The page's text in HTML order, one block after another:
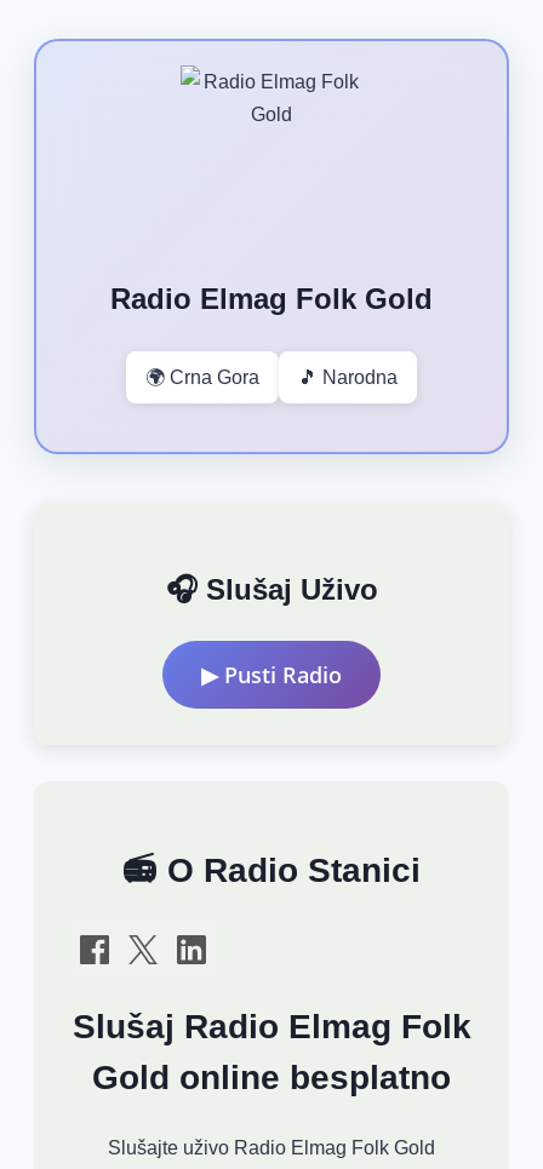
Radio Elmag Folk Gold
🌍 Crna Gora 🎵 Narodna
🎧 Slušaj Uživo
▶ Pusti Radio
📻 O Radio Stanici
Slušaj Radio Elmag Folk
Gold online besplatno
Slušajte uživo Radio Elmag Folk Gold